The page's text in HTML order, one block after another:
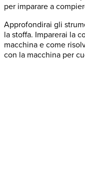
per imparare a
Approfondirai gli
la stoffa. Imparerai la
macchina e come
con la macchina per